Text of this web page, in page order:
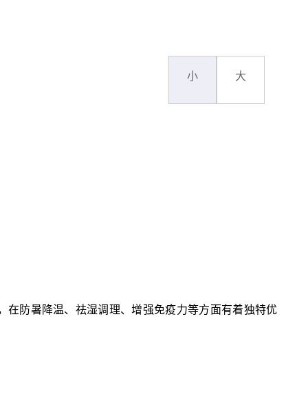
小 大
在防暑降温、祛湿调理、增强免疫力等方面有着独特优